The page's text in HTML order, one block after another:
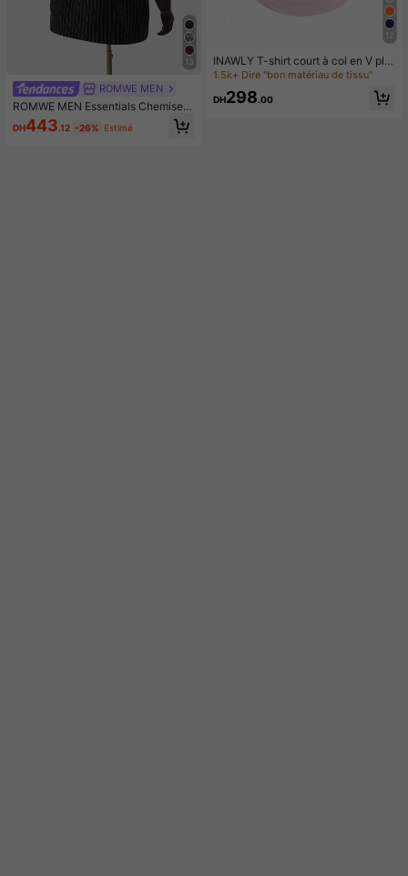
13
ROMWE MEN
ROMWE MEN Essentials Chemise à
manches courtes décontractée pou
r homme, style américain avec impr
DH443.12 -26% Estimé
12
INAWLY T-shirt court à col en V plis
sé avec imprimé nœud pour femme
1.5k+ Dire "bon matériau de tissu"
DH298.00